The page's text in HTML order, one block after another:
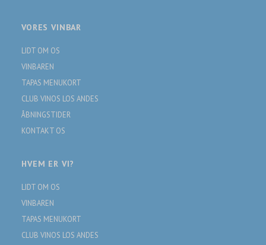
VORES VINBAR
LIDT OM OS
VINBAREN
TAPAS MENUKORT
CLUB VINOS LOS ANDES
ÅBNINGSTIDER
KONTAKT OS
HVEM ER VI?
LIDT OM OS
VINBAREN
TAPAS MENUKORT
CLUB VINOS LOS ANDES